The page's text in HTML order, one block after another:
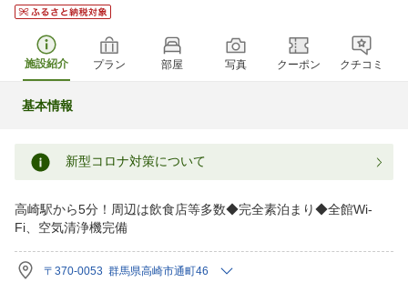
施設紹介 プラン 部屋 写真 クーポン クチコミ
基本情報
新型コロナ対策について
高崎駅から5分！周辺は飲食店等多数◆完全素泊まり◆全館Wi-
Fi、空気清浄機完備
〒370-0053 群馬県高崎市通町46